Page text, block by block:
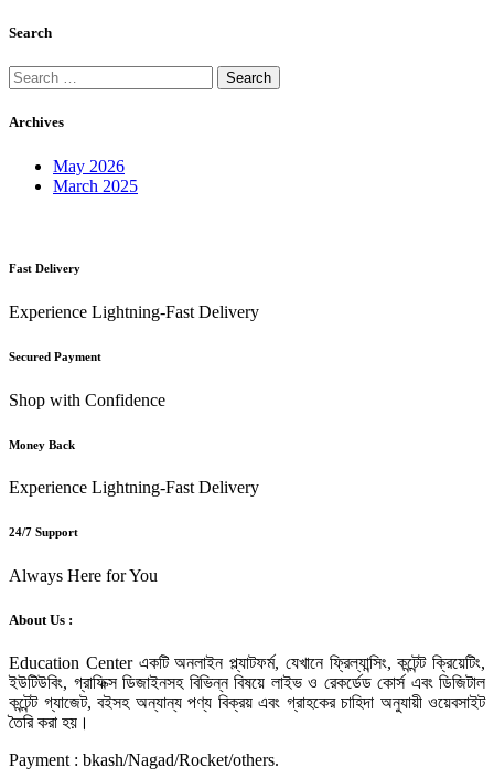
Search
Search
for:
Archives
May 2026
March 2025
Fast Delivery
Experience Lightning-Fast Delivery
Secured Payment
Shop with Confidence
Money Back
Experience Lightning-Fast Delivery
24/7 Support
Always Here for You
About Us :
Education Center একটি অনলাইন প্ল্যাটফর্ম, যেখানে ফ্রিল্যান্সিং, কন্টেন্ট ক্রিয়েটিং,
ইউটিউবিং, গ্রাফিক্স ডিজাইনসহ বিভিন্ন বিষয়ে লাইভ ও রেকর্ডেড কোর্স এবং ডিজিটাল
কন্টেন্ট গ্যাজেট, বইসহ অন্যান্য পণ্য বিক্রয় এবং গ্রাহকের চাহিদা অনুযায়ী ওয়েবসাইট
তৈরি করা হয়।
Payment : bkash/Nagad/Rocket/others.